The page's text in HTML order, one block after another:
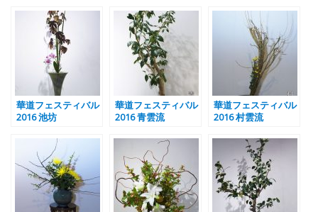
華道フェスティバル
2016 池坊
華道フェスティバル
2016 青雲流
華道フェスティバル
2016 村雲流